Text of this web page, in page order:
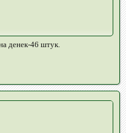
денек-46 штук.